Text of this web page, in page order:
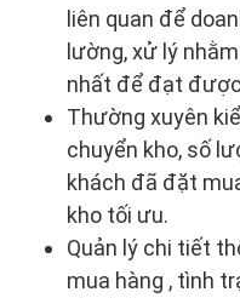
liên quan để
lường, xử lý
nhất để đạt
Thường xuyên
chuyển kho, số
khách đã đặt
kho tối ưu.
Quản lý chi tiết
mua hàng , tình